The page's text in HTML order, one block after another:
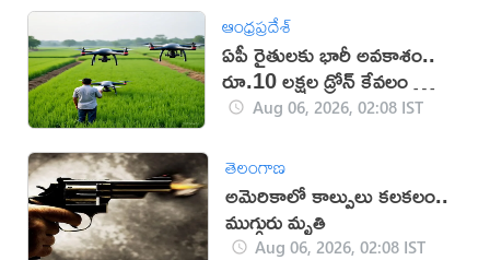
ఆంధ్రప్రదేశ్
ఏపీ రైతులకు భారీ అవకాశం..
రూ.10 లక్షల డ్రోన్ కేవలం రూ.2
లక్షలకే!Aug 06, 2026, 02:08 IST
తెలంగాణ
అమెరికాలో కాల్పులు కలకలం..
ముగ్గురు మృతి
Aug 06, 2026, 02:08 IST